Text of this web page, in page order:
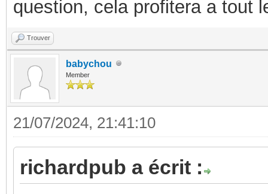
question, cela profitera a tout
Trouver
babychou
Member
21/07/2024, 21:41:10
richardpub a écrit :